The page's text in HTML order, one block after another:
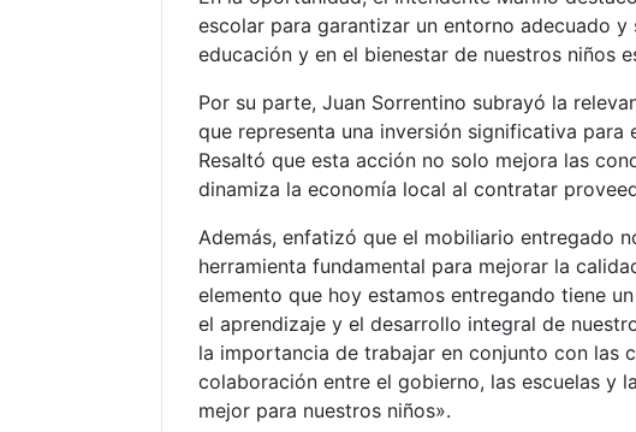
escolar para garantizar un entorno adecuado
educación y en el bienestar de nuestros niños
Por su parte, Juan Sorrentino subrayó la
que representa una inversión significativa
Resaltó que esta acción no solo mejora las
dinamiza la economía local al contratar
Además, enfatizó que el mobiliario entregado
herramienta fundamental para mejorar la
elemento que hoy estamos entregando tiene
el aprendizaje y el desarrollo integral de
la importancia de trabajar en conjunto con las
colaboración entre el gobierno, las escuelas y
mejor para nuestros niños».